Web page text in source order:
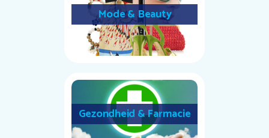
Mode & Beauty
Gezondheid & Farmacie